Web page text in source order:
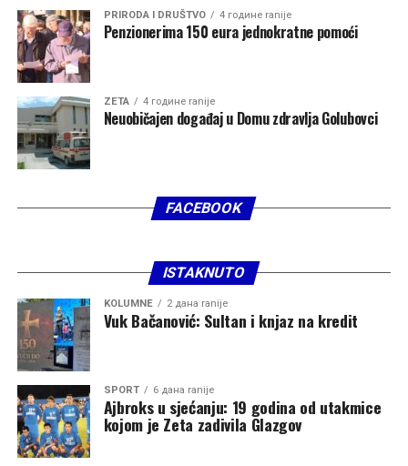
sa interesima građana Crne Gore”, poručio je Spajić.
PRIRODA I DRUŠTVO 4 године ranije
Penzionerima 150 eura jednokratne pomoći
ZETA 4 године ranije
Neuobičajen događaj u Domu zdravlja Golubovci
FACEBOOK
ISTAKNUTO
KOLUMNE 2 дана ranije
Vuk Bačanović: Sultan i knjaz na kredit
SPORT 6 дана ranije
Ajbroks u sjećanju: 19 godina od utakmice
kojom je Zeta zadivila Glazgov